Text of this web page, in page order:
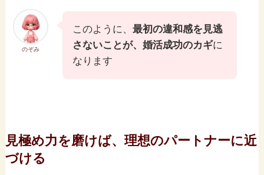
のぞみ
このように、最初の違和感を見逃
さないことが、婚活成功のカギに
なります
見極め力を磨けば、理想のパートナーに近
づける